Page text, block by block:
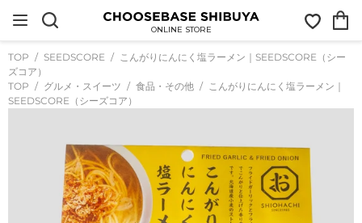
ONLINE STORE
お
気
入
り
カ
ー
TOP SEEDSCORE
こんがりにんにく塩ラーメン｜SEEDSCORE（シー
ズコア）
TOP
グルメ・スイーツ 食品・その他
こんがりにんにく塩ラーメン｜
SEEDSCORE（シーズコア）